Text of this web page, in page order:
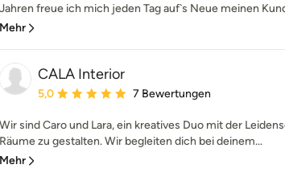
Jahren freue ich mich jeden Tag auf`s Neue meinen
Mehr
CALA Interior
Durchschnittliche Bewertung: 5 von 5 Sternen
5,0 7 Bewertungen
Wir sind Caro und Lara, ein kreatives Duo mit der
Räume zu gestalten. Wir begleiten dich bei deinem...
Mehr